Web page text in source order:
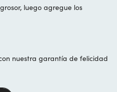
luego agregue los
nuestra garantía de felicidad